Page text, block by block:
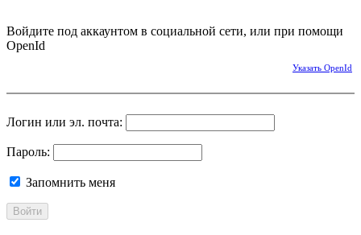
Войдите под аккаунтом в социальной сети, или при помощи
OpenId
Указать OpenId
Логин или эл. почта:
Пароль:
Запомнить меня
Войти